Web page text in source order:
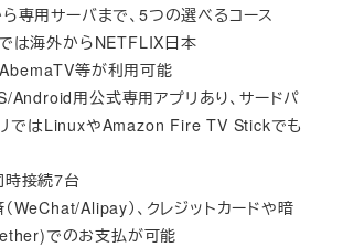
専用サーバまで、5つの選べるコース
は海外からNETFLIX日本
等が利用可能
用公式専用アプリあり、サードパ
ではLinuxやAmazon Fire TV Stickでも
接続7台
WeChat/Alipay）、クレジットカードや暗
でのお支払が可能